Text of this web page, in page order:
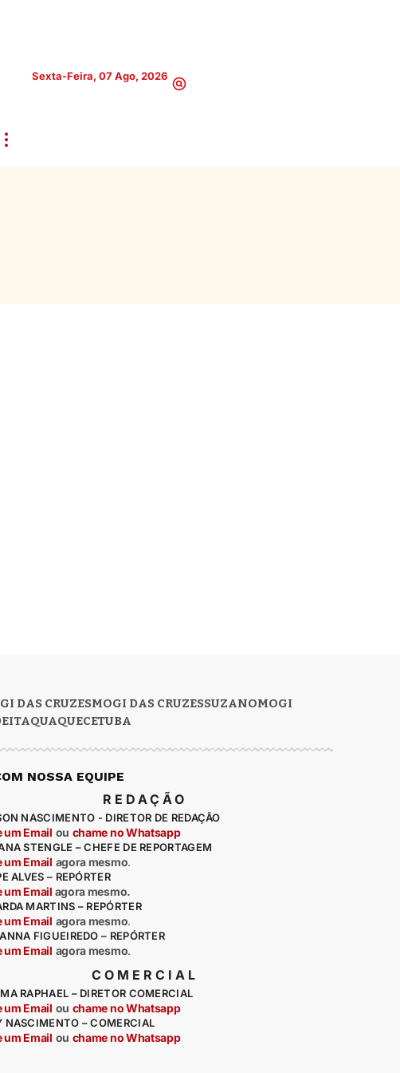
Sexta-Feira, 07 Ago, 2026
DAS CRUZESMOGI DAS CRUZESSUZANOMOGI
ITAQUAQUECETUBA
NOSSA EQUIPE
REDAÇÃO
NASCIMENTO - DIRETOR DE REDAÇÃO
um Email ou chame no Whatsapp
STENGLE – CHEFE DE REPORTAGEM
um Email agora mesmo.
ALVES – REPÓRTER
um Email agora mesmo.
MARTINS – REPÓRTER
um Email agora mesmo.
FIGUEIREDO – REPÓRTER
um Email agora mesmo.
COMERCIAL
RAPHAEL – DIRETOR COMERCIAL
um Email ou chame no Whatsapp
NASCIMENTO – COMERCIAL
um Email ou chame no Whatsapp